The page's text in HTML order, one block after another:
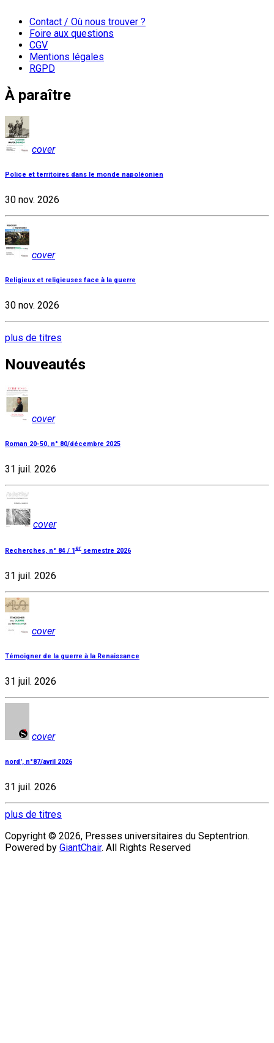
Contact / Où nous trouver ?
Foire aux questions
CGV
Mentions légales
RGPD
À paraître
cover
Police et territoires dans le monde napoléonien
30 nov. 2026
cover
Religieux et religieuses face à la guerre
30 nov. 2026
plus de titres
Nouveautés
cover
Roman 20-50, n° 80/décembre 2025
31 juil. 2026
cover
Recherches, n° 84 / 1 er semestre 2026
31 juil. 2026
cover
Témoigner de la guerre à la Renaissance
31 juil. 2026
cover
nord', n°87/avril 2026
31 juil. 2026
plus de titres
Copyright © 2026, Presses universitaires du Septentrion.
Powered by GiantChair. All Rights Reserved